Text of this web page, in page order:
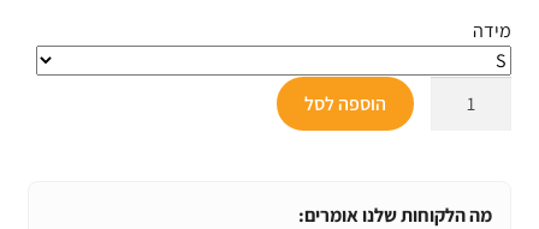
היה:
₪299.
הוא:
₪168.
מידה
מושלמת
הוספה לסל
מה הלקוחות שלנו אומרים: